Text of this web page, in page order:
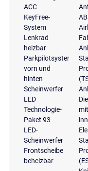
ACC
KeyFree-
System
Lenkrad
heizbar
Parkpilotsystem
vorn und
hinten
Scheinwerfer
LED
Technologie-
Paket 93
LED-
Scheinwerfer
Frontscheibe
beheizbar
mit